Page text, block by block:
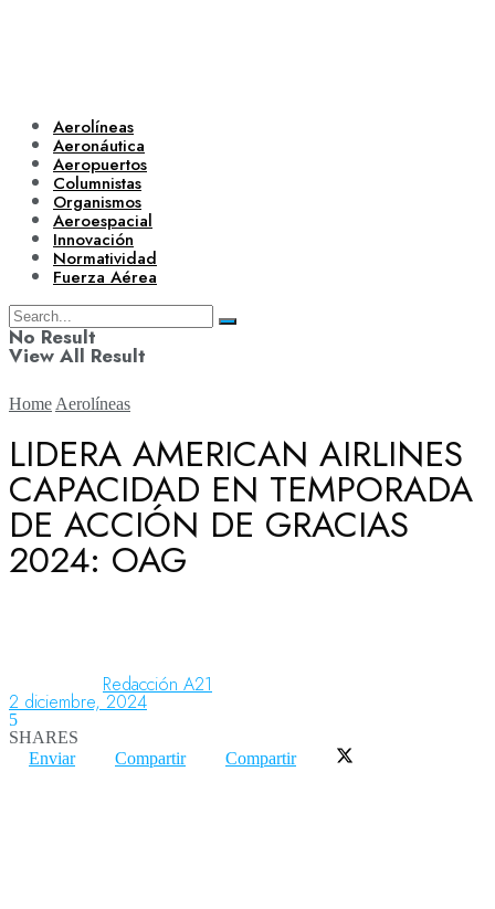
Aerolíneas
Aeronáutica
Aeropuertos
Columnistas
Organismos
Aeroespacial
Innovación
Normatividad
Fuerza Aérea
No Result
View All Result
Aerolíneas
Aeronáutica
Home Aerolíneas
LIDERA AMERICAN AIRLINES
CAPACIDAD EN TEMPORADA
DE ACCIÓN DE GRACIAS
2024: OAG
Redacción A21
2 diciembre, 2024
5
SHARES
Enviar
Compartir Compartir